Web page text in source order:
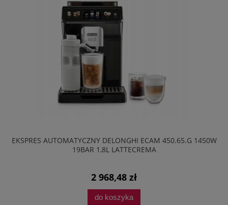
EKSPRES AUTOMATYCZNY DELONGHI ECAM 450.65.G 1450W
19BAR 1,8L LATTECREMA
2 968,48 zł
do koszyka